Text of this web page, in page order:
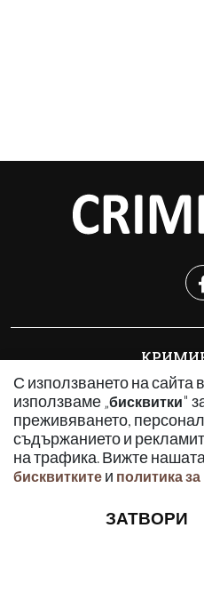
С използването на сайта
използваме „бисквитки"
преживяването,
съдържанието и
на трафика. Вижте нашата
бисквитките и политика
ЗАТВОРИ
ПО
Използването и
съдържание на Crimes.BG
група Асмара